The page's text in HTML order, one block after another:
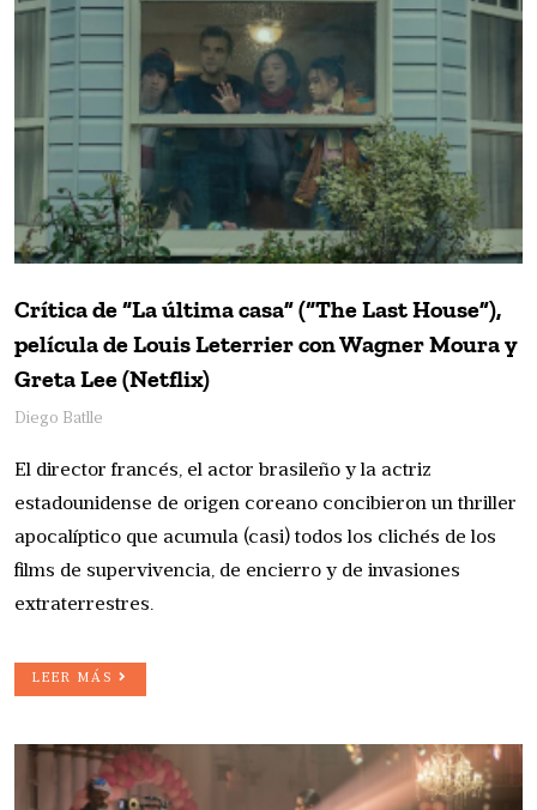
Crítica de “La última casa” (“The Last House”),
película de Louis Leterrier con Wagner Moura y
Greta Lee (Netflix)
Diego Batlle
El director francés, el actor brasileño y la actriz
estadounidense de origen coreano concibieron un thriller
apocalíptico que acumula (casi) todos los clichés de los
films de supervivencia, de encierro y de invasiones
extraterrestres.
LEER MÁS